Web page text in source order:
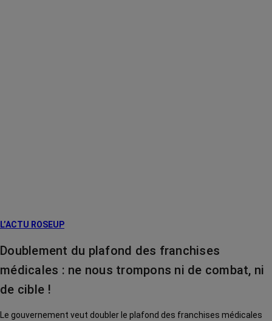
L’ACTU ROSEUP
Doublement du plafond des franchises
médicales : ne nous trompons ni de combat, ni
de cible !
Le gouvernement veut doubler le plafond des franchises médicales